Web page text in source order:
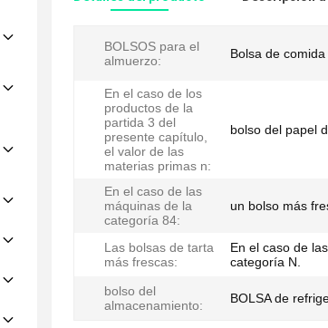
BOLSOS para el
almuerzo:
Bolsa de
En el caso de los
productos de la
partida 3 del
presente capítulo,
el valor de las
materias primas n:
bolso del papel
En el caso de las
máquinas de la
categoría 84:
un bolso más
Las bolsas de tarta
más frescas:
En el caso de
categoría N.
bolso del
almacenamiento:
BOLSA de